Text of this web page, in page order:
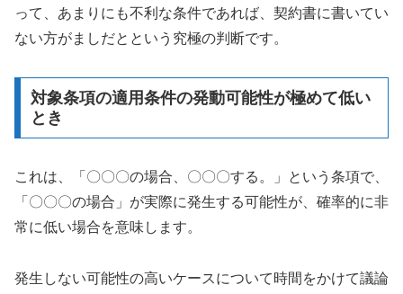
って、あまりにも不利な条件であれば、契約書に書いてい
ない方がましだとという究極の判断です。
対象条項の適用条件の発動可能性が極めて低い
とき
これは、「〇〇〇の場合、〇〇〇する。」という条項で、
「〇〇〇の場合」が実際に発生する可能性が、確率的に非
常に低い場合を意味します。
発生しない可能性の高いケースについて時間をかけて議論